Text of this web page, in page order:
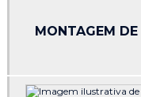
MONTAGEM DE